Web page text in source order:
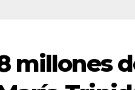
millones